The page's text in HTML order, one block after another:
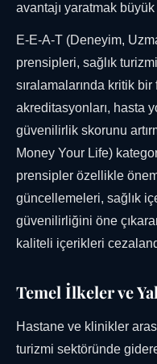
avantajı yaratmak büyük
E-E-A-T (Deneyim,
prensipleri, sağlık
sıralamalarında kritik
akreditasyonları, hasta
güvenilirlik skorunu
Money Your Life)
prensipler özellikle
güncellemeleri, sağlık
güvenilirliğini öne
kaliteli içerikleri
Temel İlkeler ve
Hastane ve klinikler
turizmi sektöründe